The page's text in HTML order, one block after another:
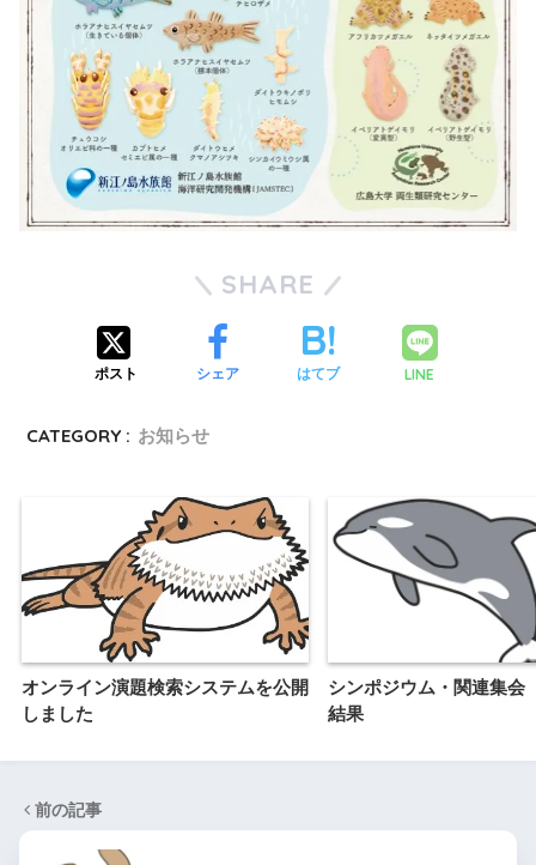
SHARE
ポスト シェア はてブ LINE
CATEGORY : お知らせ
オンライン演題検索システムを公開
しました
シンポジウム・関連集
結果
前の記事